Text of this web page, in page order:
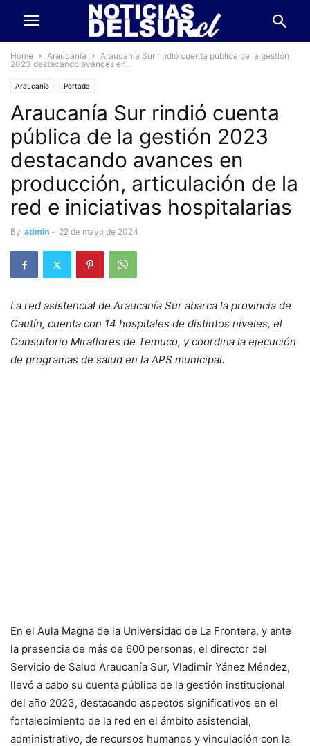
Home Araucanía
Araucanía Sur rindió cuenta pública de la gestión
2023 destacando avances en...
Araucanía Portada
Araucanía Sur rindió cuenta
pública de la gestión 2023
destacando avances en
producción, articulación de la
red e iniciativas hospitalarias
By admin - 22 de mayo de 2024
La red asistencial de Araucanía Sur abarca la provincia de
Cautín, cuenta con 14 hospitales de distintos niveles, el
Consultorio Miraflores de Temuco, y coordina la ejecución
de programas de salud en la APS municipal.
En el Aula Magna de la Universidad de La Frontera, y ante
la presencia de más de 600 personas, el director del
Servicio de Salud Araucanía Sur, Vladimir Yánez Méndez,
llevó a cabo su cuenta pública de la gestión institucional
del año 2023, destacando aspectos significativos en el
fortalecimiento de la red en el ámbito asistencial,
administrativo, de recursos humanos y vinculación con la